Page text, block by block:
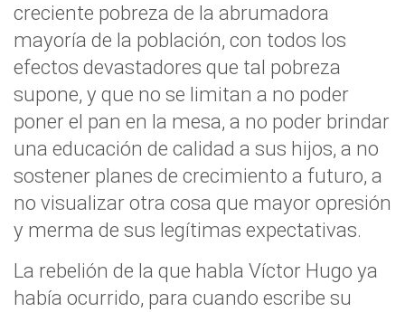
creciente pobreza de la abrumadora
mayoría de la población, con todos los
efectos devastadores que tal pobreza
supone, y que no se limitan a no poder
poner el pan en la mesa, a no poder brindar
una educación de calidad a sus hijos, a no
sostener planes de crecimiento a futuro, a
no visualizar otra cosa que mayor opresión
y merma de sus legítimas expectativas.
La rebelión de la que habla Víctor Hugo ya
había ocurrido, para cuando escribe su